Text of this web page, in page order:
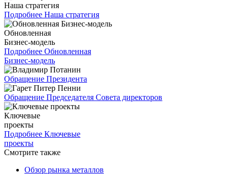
Наша стратегия
Подробнее Наша стратегия
Обновленная
Бизнес-модель
Подробнее Обновленная
Бизнес-модель
Обращение Президента
Обращение Председателя Совета директоров
Ключевые
проекты
Подробнее Ключевые
проекты
Смотрите также
Обзор рынка металлов